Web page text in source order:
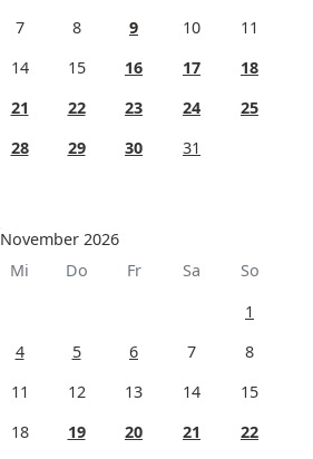
7 8 9 10
11
14 15 16 17
18
21 22 23 24
25
28 29 30
31
November 2026
Mi Do Fr Sa
So
1
4 5 6 7
8
11 12 13 14
15
18 19 20 21
22